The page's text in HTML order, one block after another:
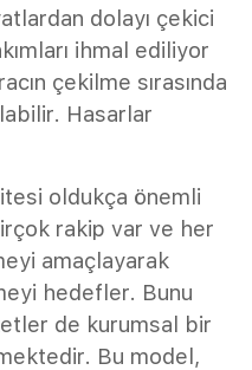
dolayı çekici
ihmal ediliyor
çekilme sırasında
Hasarlar
oldukça önemli
rakip var ve her
amaçlayarak
hedefler. Bunu
de kurumsal bir
Bu model,